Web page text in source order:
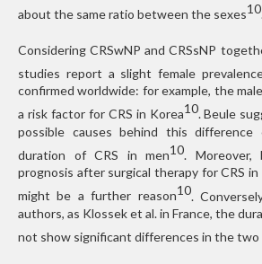
about the same ratio between the sexes10
Considering CRSwNP and CRSsNP
studies report a slight female
confirmed worldwide: for example, the
a risk factor for CRS in Korea10. Beule
possible causes behind this
duration of CRS in men10. Moreover,
prognosis after surgical therapy for CRS
might be a further reason10.
authors, as Klossek et al. in France, the
not show significant differences in the two